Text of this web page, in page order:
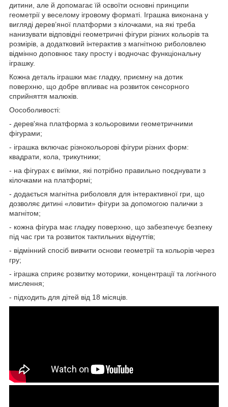
дитини, але й допомагає їй освоїти основні принципи
геометрії у веселому ігровому форматі. Іграшка виконана у
вигляді дерев’яної платформи з кілочками, на які треба
нанизувати відповідні геометричні фігури різних кольорів та
розмірів, а додатковий інтерактив з магнітною риболовлею
відмінно доповнює таку просту і водночас функціональну
іграшку.
Кожна деталь іграшки має гладку, приємну на дотик
поверхню, що добре впливає на розвиток сенсорного
сприйняття малюків.
Оособоливості:
- дерев'яна платформа з кольоровими геометричними
фігурами;
- іграшка включає різнокольорові фігури різних форм:
квадрати, кола, трикутники;
- на фігурах є виїмки, які потрібно правильно поєднувати з
кілочками на платформі;
- додається магнітна риболовля для інтерактивної гри, що
дозволяє дитині «ловити» фігури за допомогою палички з
магнітом;
- кожна фігура має гладку поверхню, що забезпечує безпеку
під час гри та розвиток тактильних відчуттів;
- відмінний спосіб вивчити основи геометрії та кольорів через
гру;
- іграшка сприяє розвитку моторики, концентрації та логічного
мислення;
- підходить для дітей від 18 місяців.